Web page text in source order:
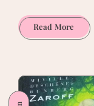
Read MoreQueen
of
Darke
von